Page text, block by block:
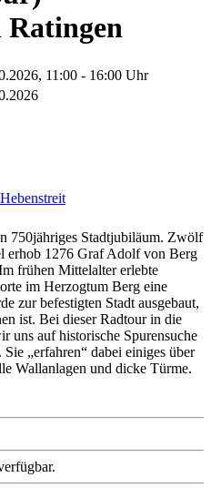
Ratingen
11:00 - 16:00 Uhr
750jähriges Stadtjubiläum. Zwölf
erhob 1276 Graf Adolf von Berg
frühen Mittelalter erlebte
im Herzogtum Berg eine
zur befestigten Stadt ausgebaut,
ist. Bei dieser Radtour in die
uns auf historische Spurensuche
„erfahren“ dabei einiges über
Wallanlagen und dicke Türme.